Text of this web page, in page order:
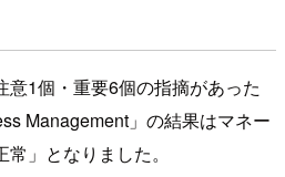
意1個・重要6個の指摘があった
Management」の結果はマネー
」となりました。